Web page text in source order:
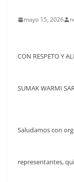
mayo 15, 2026
CON RESPETO Y
SUMAK WARMI
Saludamos con
representantes,